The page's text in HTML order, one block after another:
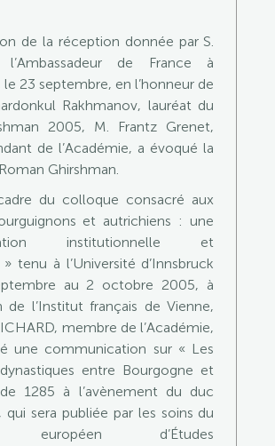
de la réception donnée par S.
de France à
23 septembre, en l’honneur de
Rakhmanov, lauréat du
2005, M. Frantz Grenet,
de l’Académie, a évoqué la
Ghirshman.
du colloque consacré aux
et autrichiens : une
institutionnelle et
tenu à l’Université d’Innsbruck
au 2 octobre 2005, à
de l’Institut français de Vienne,
membre de l’Académie,
une communication sur « Les
entre Bourgogne et
1285 à l’avènement du duc
qui sera publiée par les soins du
européen d’Études